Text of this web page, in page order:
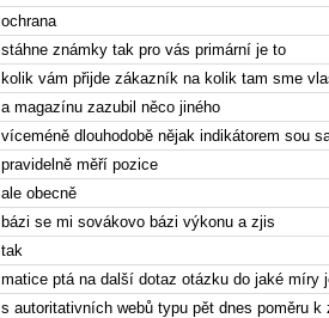
ochrana
stáhne známky tak pro vás primární je to
kolik vám přijde zákazník na kolik tam sme
a magazínu zazubil něco jiného
víceméně dlouhodobě nějak indikátorem sou
pravidelně měří pozice
ale obecně
bázi se mi sovákovo bázi výkonu a zjis
tak
matice ptá na další dotaz otázku do jaké
s autoritativních webů typu pět dnes poměru